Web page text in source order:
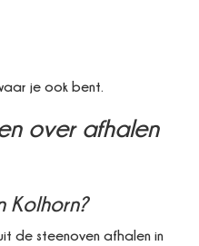
je ook bent.
over afhalen
Kolhorn?
de steenoven afhalen in